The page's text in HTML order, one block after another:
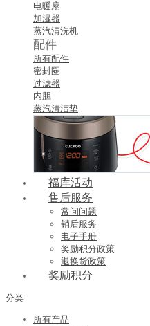
电暖扇
加湿器
蒸汽清洗机
配件
所有配件
密封圈
过滤器
内胆
蒸汽清洁垫
福库活动
售后服务
常问问题
销后服务
电子手册
奖励积分政策
退换货政策
奖励积分
分类
所有产品